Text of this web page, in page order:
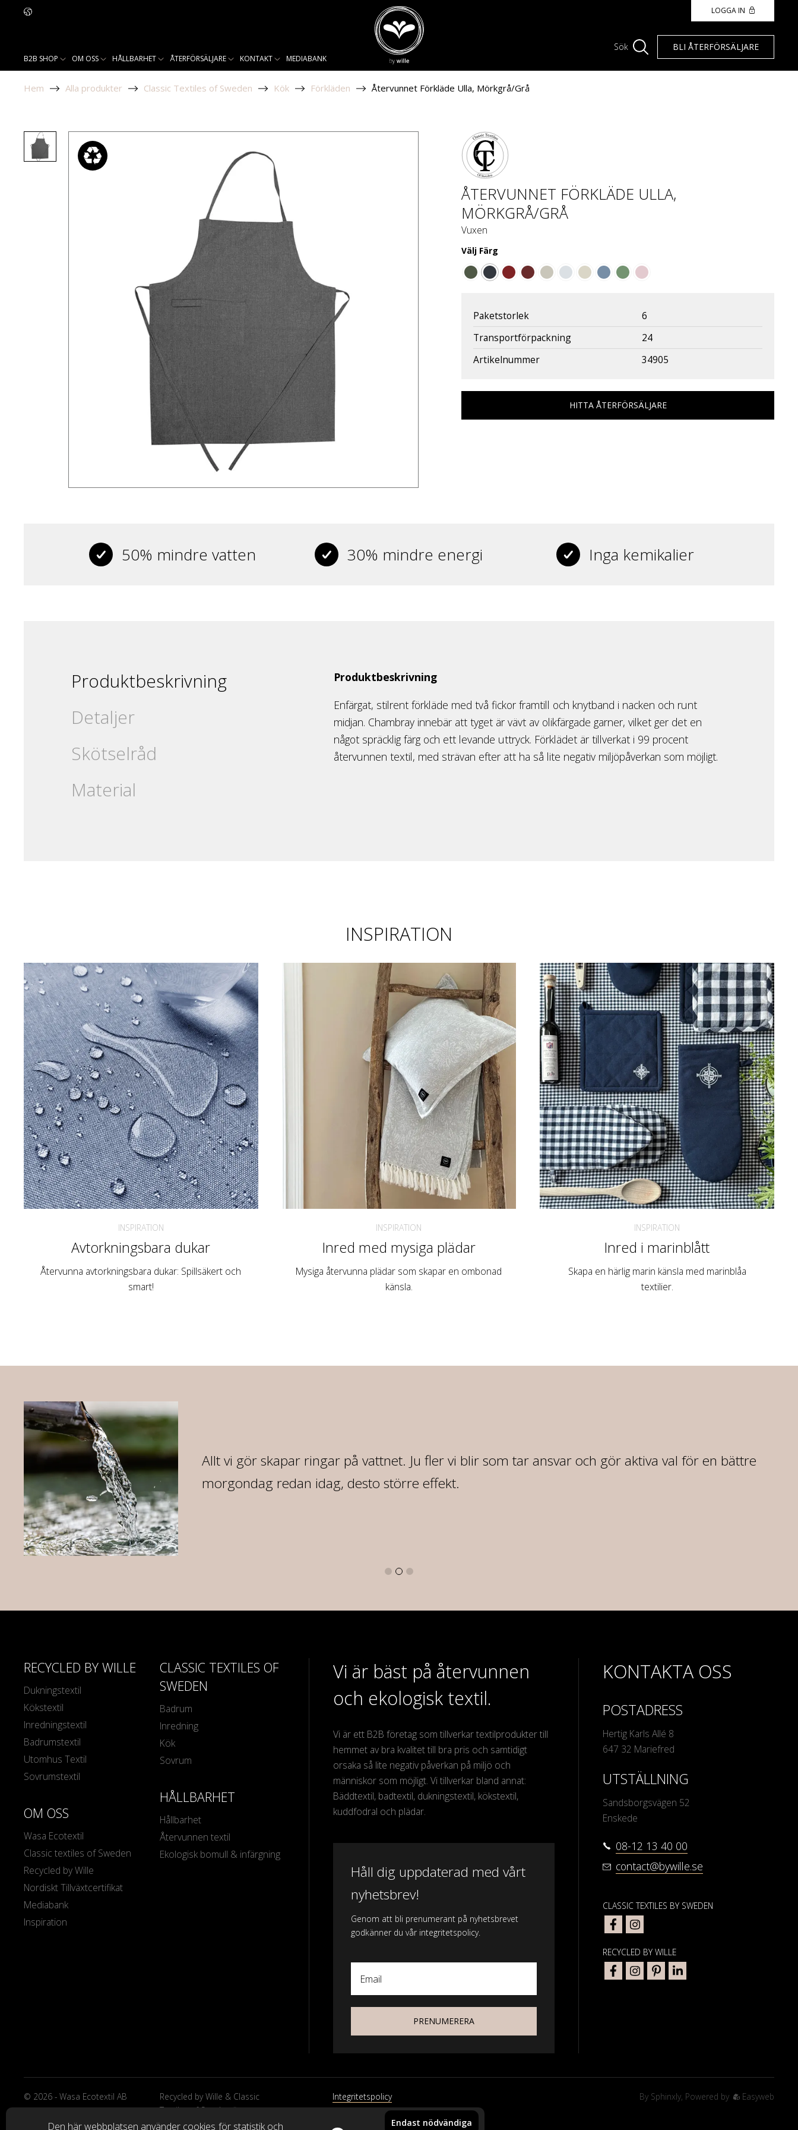
B2B SHOP OM OSS HÅLLBARHET ÅTERFÖRSÄLJARE KONTAKT MEDIABANK
LOGGA IN
Sök BLI ÅTERFÖRSÄLJARE
Hem Alla produkter Classic Textiles of Sweden Kök Förkläden Återvunnet Förkläde Ulla, Mörkgrå/Grå
ÅTERVUNNET FÖRKLÄDE ULLA,
MÖRKGRÅ/GRÅ
Vuxen
Välj Färg
Paketstorlek
6
Transportförpackning
24
Artikelnummer
34905
HITTA ÅTERFÖRSÄLJARE
50% mindre vatten 30% mindre energi Inga kemikalier
Produktbeskrivning
Detaljer
Skötselråd
Material
Produktbeskrivning
Enfärgat, stilrent förkläde med två fickor framtill och knytband i nacken och runt
midjan. Chambray innebär att tyget är vävt av olikfärgade garner, vilket ger det en
något spräcklig färg och ett levande uttryck. Förklädet är tillverkat i 99 procent
återvunnen textil, med strävan efter att ha så lite negativ miljöpåverkan som möjligt.
INSPIRATION
INSPIRATION
Avtorkningsbara dukar
Återvunna avtorkningsbara dukar: Spillsäkert och
smart!
INSPIRATION
Inred med mysiga plädar
Mysiga återvunna plädar som skapar en ombonad
känsla.
INSPIRATION
Inred i marinblått
Skapa en härlig marin känsla med marinblåa
textilier.
Allt vi gör skapar ringar på vattnet. Ju fler vi blir som tar ansvar och gör aktiva val för en bättre
morgondag redan idag, desto större effekt.
RECYCLED BY WILLE
Dukningstextil
Kökstextil
Inredningstextil
Badrumstextil
Utomhus Textil
Sovrumstextil
OM OSS
Wasa Ecotextil
Classic textiles of Sweden
Recycled by Wille
Nordiskt Tillväxtcertifikat
Mediabank
Inspiration
CLASSIC TEXTILES OF
SWEDEN
Badrum
Inredning
Kök
Sovrum
HÅLLBARHET
Hållbarhet
Återvunnen textil
Ekologisk bomull & infärgning
Vi är bäst på återvunnen
och ekologisk textil.
Vi är ett B2B företag som tillverkar textilprodukter till
hemmet av bra kvalitet till bra pris och samtidigt
orsaka så lite negativ påverkan på miljö och
människor som möjligt. Vi tillverkar bland annat:
Bäddtextil, badtextil, dukningstextil, kökstextil,
kuddfodral och plädar.
Håll dig uppdaterad med vårt
nyhetsbrev!
Genom att bli prenumerant på nyhetsbrevet
godkänner du vår integritetspolicy.
Email
PRENUMERERA
KONTAKTA OSS
POSTADRESS
Hertig Karls Allé 8
647 32 Mariefred
UTSTÄLLNING
Sandsborgsvägen 52
Enskede
08-12 13 40 00
contact@bywille.se
CLASSIC TEXTILES BY SWEDEN
RECYCLED BY WILLE
© 2026 - Wasa Ecotextil AB
Recycled by Wille & Classic
Textiles of Sweden är
varumärken från Wasa Ecotextil
Integritetspolicy By Sphinxly, Powered by Easyweb
Den här webbplatsen använder cookies för statistik och Endast nödvändiga